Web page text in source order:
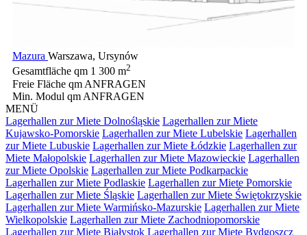
Mazura Warszawa, Ursynów
Gesamtfläche qm 1 300 m2
Freie Fläche qm ANFRAGEN
Min. Modul qm ANFRAGEN
MENÜ
Lagerhallen zur Miete Dolnośląskie Lagerhallen zur Miete
Kujawsko-Pomorskie Lagerhallen zur Miete Lubelskie Lagerhallen
zur Miete Lubuskie Lagerhallen zur Miete Łódzkie Lagerhallen zur
Miete Małopolskie Lagerhallen zur Miete Mazowieckie Lagerhallen
zur Miete Opolskie Lagerhallen zur Miete Podkarpackie
Lagerhallen zur Miete Podlaskie Lagerhallen zur Miete Pomorskie
Lagerhallen zur Miete Śląskie Lagerhallen zur Miete Świętokrzyskie
Lagerhallen zur Miete Warmińsko-Mazurskie Lagerhallen zur Miete
Wielkopolskie Lagerhallen zur Miete Zachodniopomorskie
Lagerhallen zur Miete Białystok Lagerhallen zur Miete Bydgoszcz